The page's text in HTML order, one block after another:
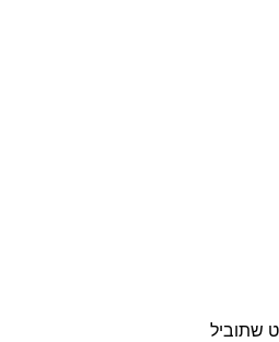
שתוביל